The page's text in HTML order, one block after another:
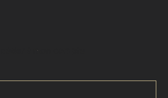
Accéder à mon compte